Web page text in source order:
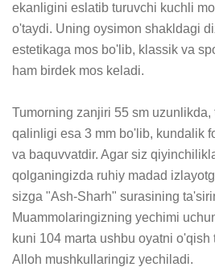
ekanligini eslatib turuvchi kuchli
o'taydi. Uning oysimon shakldagi
estetikaga mos bo'lib, klassik va
ham birdek mos keladi.
Tumorning zanjiri 55 sm uzunlikda,
qalinligi esa 3 mm bo'lib, kundalik
va baquvvatdir. Agar siz
qolganingizda ruhiy madad
sizga "Ash-Sharh" surasining
Muammolaringizning yechimi
kuni 104 marta ushbu oyatni
Alloh mushkullaringiz yechiladi.